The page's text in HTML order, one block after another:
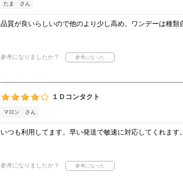
たま さん
品質が良いらしいので他のより少し高め。ワンデーは種類
参考になりましたか？
１Ｄコンタクト
マロン さん
いつも利用してます。早い発送で敏速に対応してくれます。
参考になりましたか？